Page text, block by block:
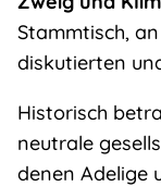
Stammtisch,
diskutierten
Historisch
neutrale
denen Adelige